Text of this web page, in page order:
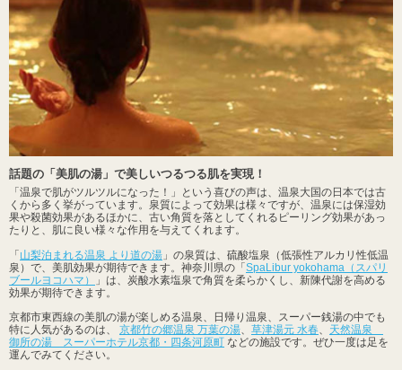
話題の「美肌の湯」で美しいつるつる肌を実現！
「温泉で肌がツルツルになった！」という喜びの声は、温泉大国の日本では古
くから多く挙がっています。泉質によって効果は様々ですが、温泉には保湿効
果や殺菌効果があるほかに、古い角質を落としてくれるピーリング効果があっ
たりと、肌に良い様々な作用を与えてくれます。
「 山梨泊まれる温泉 より道の湯 」の泉質は、硫酸塩泉（低張性アルカリ性低温
泉）で、美肌効果が期待できます。神奈川県の「 SpaLibur yokohama（スパリ
ブールヨコハマ）
」は、炭酸水素塩泉で角質を柔らかくし、新陳代謝を高める
効果が期待できます。
京都市東西線の美肌の湯が楽しめる温泉、日帰り温泉、スーパー銭湯の中でも
特に人気があるのは、 京都竹の郷温泉 万葉の湯、 草津湯元 水春、 天然温泉
御所の湯 スーパーホテル京都・四条河原町 などの施設です。ぜひ一度は足を
運んでみてください。